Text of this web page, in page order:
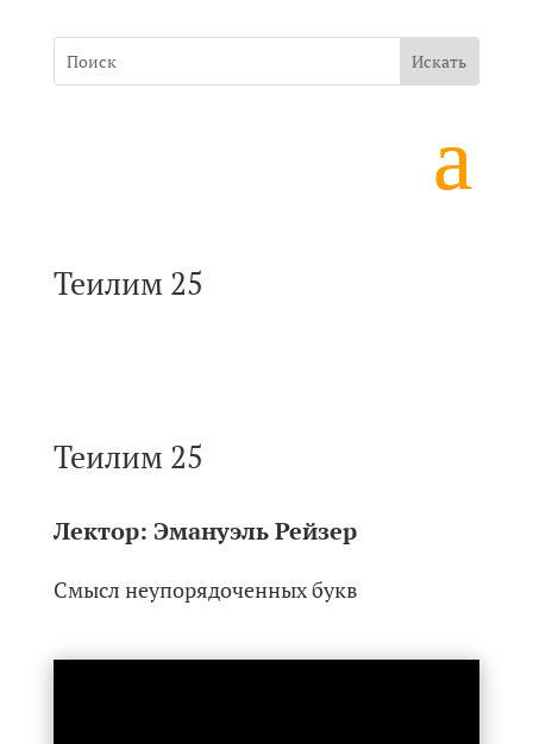
Теилим 25
Теилим 25
Лектор: Эмануэль Рейзер
Смысл неупорядоченных букв